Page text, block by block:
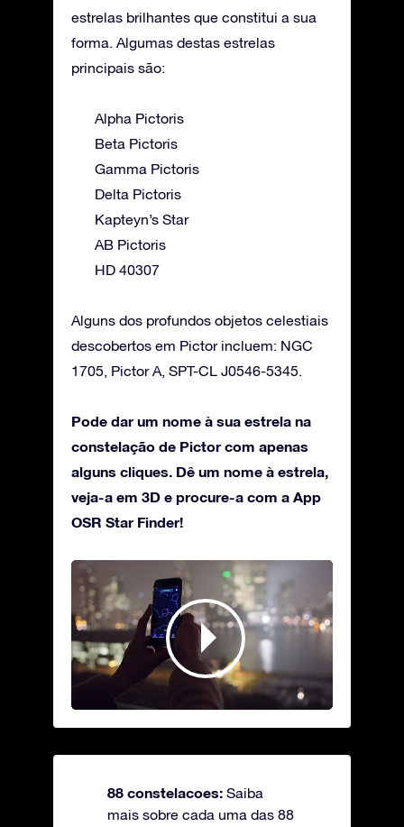
estrelas brilhantes que constitui a sua
forma. Algumas destas estrelas
principais são:
Alpha Pictoris
Beta Pictoris
Gamma Pictoris
Delta Pictoris
Kapteyn’s Star
AB Pictoris
HD 40307
Alguns dos profundos objetos celestiais
descobertos em Pictor incluem: NGC
1705, Pictor A, SPT-CL J0546-5345.
Pode dar um nome à sua estrela na
constelação de Pictor com apenas
alguns cliques. Dê um nome à estrela,
veja-a em 3D e procure-a com a App
OSR Star Finder!
88 constelacoes: Saiba
mais sobre cada uma das 88